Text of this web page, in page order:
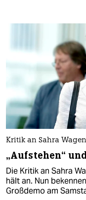
Kritik an Sahra
„Aufstehen“
Die Kritik an Sahra
hält an. Nun
Großdemo am